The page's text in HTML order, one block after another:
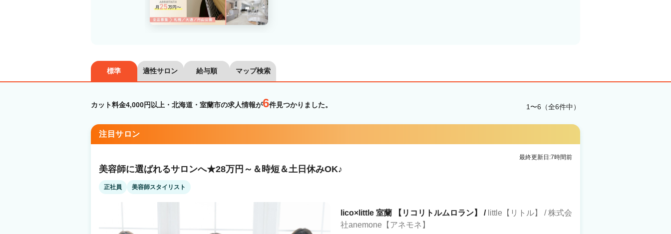
標準 適性サロン 給与順 マップ検索
カット料金4,000円以上・北海道・室蘭市の求人情報が6件見つかりました。 1〜6（全6件中）
注目サロン
最終更新日:7時間前
美容師に選ばれるサロンへ★28万円～＆時短＆土日休みOK♪
正社員 美容師スタイリスト
lico×little 室蘭 【リコリトルムロラン】 / little【リトル】 / 株式会
社anemone【アネモネ】